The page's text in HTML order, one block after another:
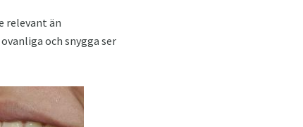
relevant än
och snygga ser